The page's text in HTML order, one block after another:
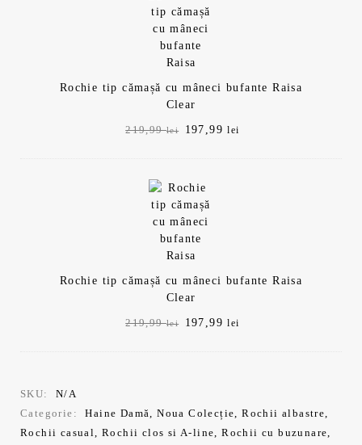
Rochie tip cămașă cu mâneci bufante Raisa
Clear
219,99lei
Prețul
197,99lei
Rochie tip cămașă cu mâneci bufante Raisa
Clear
219,99lei
Prețul
197,99lei
SKU:
N/A
Categorie:
Haine Damă,Noua Colecție,Rochii albastre,
Rochii casual,Rochii clos si A-line,Rochii cu buzunare,